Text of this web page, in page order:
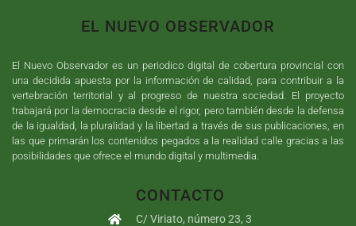
EL NUEVO OBSERVADOR
El Nuevo Observador es un periodico digital de cobertura provincial con
una decidida apuesta por la información de calidad, para contribuir a la
vertebración territorial y al progreso de nuestra sociedad. El proyecto
trabajará por la democracia desde el rigor, pero también desde la defensa
de la igualdad, la pluralidad y la libertad a través de sus publicaciones, en
las que primarán los contenidos pegados a la realidad calle gracias a las
posibilidades que ofrece el mundo digital y multimedia.
CONTACTO
C/ Viriato, número 23, 3